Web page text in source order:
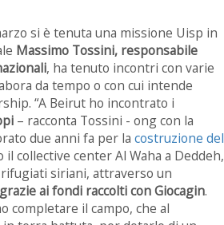
si è tenuta una missione Uisp in
Massimo Tossini, responsabile
, ha tenuto incontri con varie
da tempo o con cui intende
“A Beirut ho incontrato i
– racconta Tossini - ong con la
due anni fa per la costruzione del
il collective center Al Waha a Deddeh,
siriani, attraverso un
grazie ai fondi raccolti con Giocagin.
completare il campo, che al